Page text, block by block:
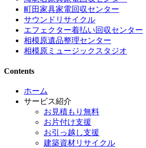
町田家具家電回収センター
サウンドリサイクル
エフェクター着払い回収センター
相模原遺品整理センター
相模原ミュージックスタジオ
Contents
ホーム
サービス紹介
お見積もり無料
お片付け支援
お引っ越し支援
建築資材リサイクル